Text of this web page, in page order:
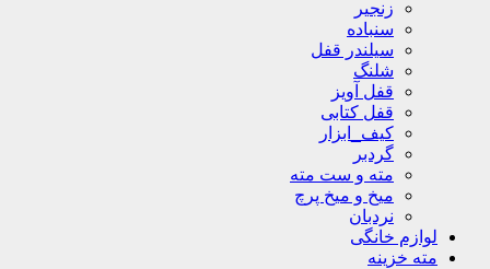
زنجیر
سنباده
سیلندر قفل
شلنگ
قفل آویز
قفل کتابی
کیف_ابزار
گردبر
مته و ست مته
میخ و میخ پرچ
نردبان
لوازم خانگی
مته خزینه